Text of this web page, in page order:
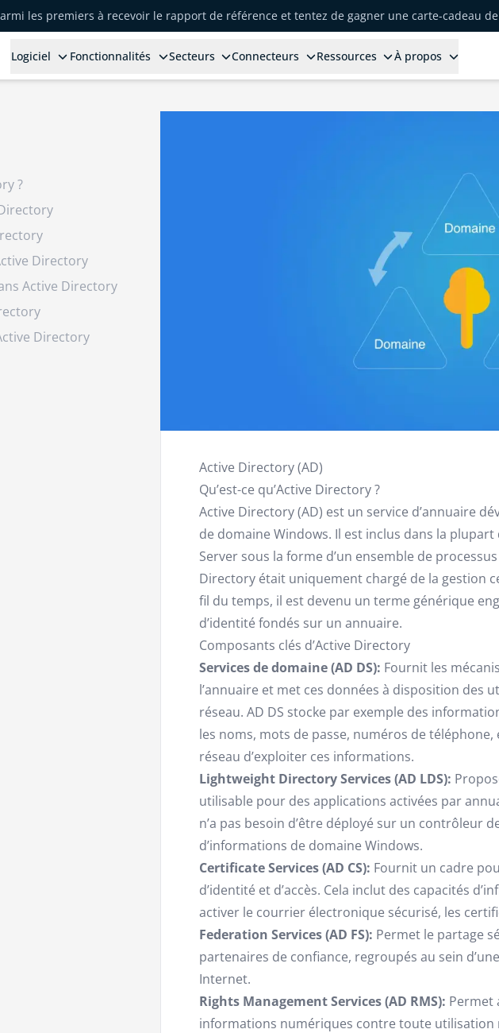
les premiers à recevoir le rapport de référence et tentez de gagner une carte-cadeau de
Logiciel Fonctionnalités Secteurs Connecteurs Ressources À propos
?
Directory
Active Directory
Directory
Active Directory (AD)
Qu’est-ce qu’Active Directory ?
Active Directory (AD) est un service d’annuaire
de domaine Windows. Il est inclus dans la
Server sous la forme d’un ensemble de
Directory était uniquement chargé de la gestion
fil du temps, il est devenu un terme générique
d’identité fondés sur un annuaire.
Composants clés d’Active Directory
Services de domaine (AD DS): Fournit les
l’annuaire et met ces données à disposition des
réseau. AD DS stocke par exemple des
les noms, mots de passe, numéros de téléphone,
réseau d’exploiter ces informations.
Lightweight Directory Services (AD LDS):
utilisable pour des applications activées par
n’a pas besoin d’être déployé sur un contrôleur
d’informations de domaine Windows.
Certificate Services (AD CS): Fournit un cadre
d’identité et d’accès. Cela inclut des capacités
activer le courrier électronique sécurisé, les
Federation Services (AD FS): Permet le partage
partenaires de confiance, regroupés au sein
Internet.
Rights Management Services (AD RMS): Permet
informations numériques contre toute utilisation